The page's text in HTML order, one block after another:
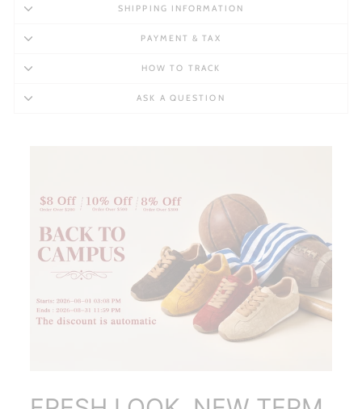
SHIPPING INFORMATION
PAYMENT & TAX
HOW TO TRACK
ASK A QUESTION